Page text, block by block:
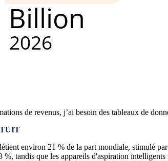
de revenus, j’ai besoin des tableaux de
environ 21 % de la part mondiale, stimulé
%, tandis que les appareils d'aspiration